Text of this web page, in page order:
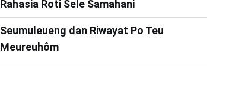
Rahasia Roti Sele Samahani
Seumuleueng dan Riwayat Po Teu
Meureuhôm